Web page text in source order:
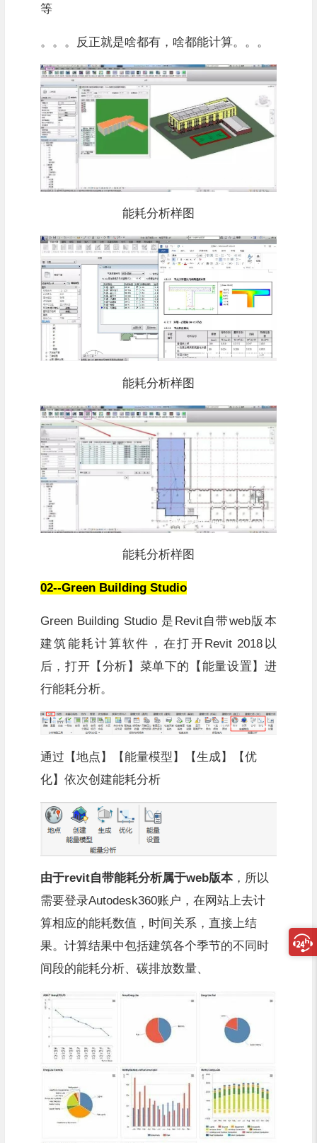
等
。。。反正就是啥都有，啥都能计算。。。
能耗分析样图
能耗分析样图
能耗分析样图
02--Green Building Studio
Green Building Studio 是Revit自带web版本
建筑能耗计算软件，在打开Revit 2018以
后，打开【分析】菜单下的【能量设置】进
行能耗分析。
通过【地点】【能量模型】【生成】【优
化】依次创建能耗分析
由于revit自带能耗分析属于web版本，所以
需要登录Autodesk360账户，在网站上去计
算相应的能耗数值，时间关系，直接上结
果。计算结果中包括建筑各个季节的不同时
间段的能耗分析、碳排放数量、